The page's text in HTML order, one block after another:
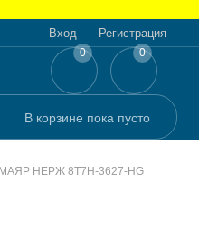
Вход Регистрация
0 0
В корзине пока пусто
МАЯР НЕРЖ 8T7H-3627-HG